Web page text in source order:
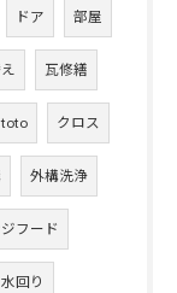
ドア 部屋
瓦修繕
toto クロス
外構洗浄
フード
水回り